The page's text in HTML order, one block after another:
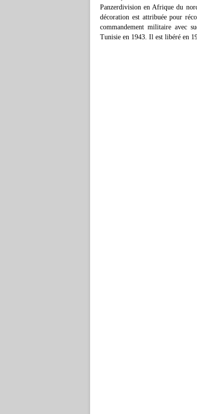
Panzerdivision en Afrique du
décoration est attribuée pour
commandement militaire avec
Tunisie en 1943. Il est libéré en